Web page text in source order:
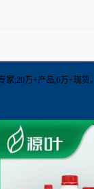
;20万+产品,6万+现货。